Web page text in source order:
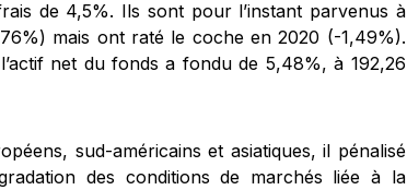
de 4,5%. Ils sont pour l’instant parvenus à
mais ont raté le coche en 2020 (-1,49%).
net du fonds a fondu de 5,48%, à 192,26
sud-américains et asiatiques, il pénalisé
des conditions de marchés liée à la